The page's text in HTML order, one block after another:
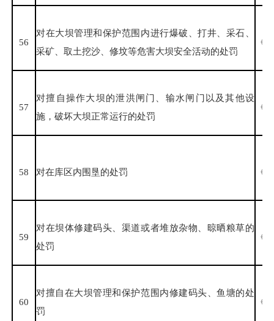
56
对在大坝管理和保护范围内进行爆破、打井、采石、
采矿、取土挖沙、修坟等危害大坝安全活动的处罚
《
57
对擅自操作大坝的泄洪闸门、输水闸门以及其他设
施，破坏大坝正常运行的处罚
《
58 对在库区内围垦的处罚 《
59
对在坝体修建码头、渠道或者堆放杂物、晾晒粮草的
处罚
《
60
对擅自在大坝管理和保护范围内修建码头、鱼塘的处
罚
《